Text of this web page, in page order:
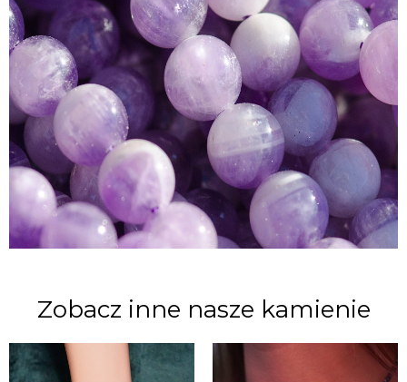
Zobacz inne nasze kamienie